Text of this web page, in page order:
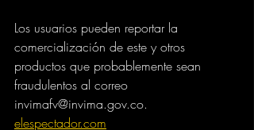
Los usuarios pueden reportar la
comercialización de este y otros
productos que probablemente sean
fraudulentos al correo
invimafv@invima.gov.co.
elespectador.com